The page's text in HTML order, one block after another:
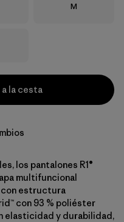
Talla
M
la cesta
los pantalones R1®
multifuncional
con estructura
con 93 % poliéster
elasticidad y durabilidad,